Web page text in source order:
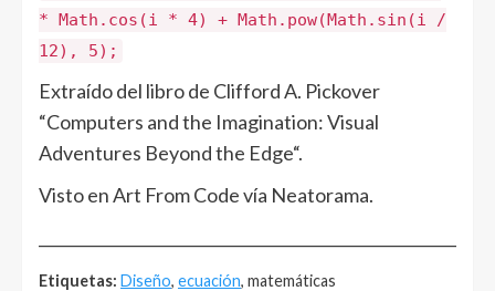
* Math.cos(i * 4) + Math.pow(Math.sin(i /
12), 5);
Extraído del libro de Clifford A. Pickover
“Computers and the Imagination: Visual
Adventures Beyond the Edge“.
Visto en Art From Code vía Neatorama.
Etiquetas: Diseño, ecuación, matemáticas